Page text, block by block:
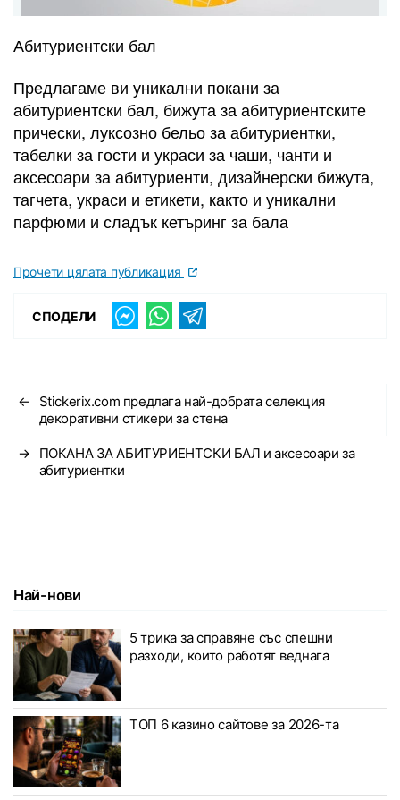
Абитуриентски бал
Предлагаме ви уникални покани за
абитуриентски бал, бижута за абитуриентските
прически, луксозно бельо за абитуриентки,
табелки за гости и украси за чаши, чанти и
аксесоари за абитуриенти, дизайнерски бижута,
тагчета, украси и етикети, както и уникални
парфюми и сладък кетъринг за бала
Прочети цялата публикация
СПОДЕЛИ
←
Stickerix.com предлага най-добрата селекция
декоративни стикери за стена
→
ПОКАНА ЗА АБИТУРИЕНТСКИ БАЛ и аксесоари за
абитуриентки
Най-нови
5 трика за справяне със спешни
разходи, които работят веднага
ТОП 6 казино сайтове за 2026-та